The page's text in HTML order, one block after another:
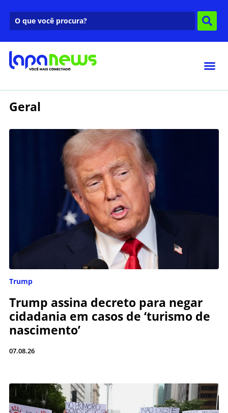
Geral
Trump
Trump assina decreto para negar
cidadania em casos de ‘turismo de
nascimento’
07.08.26